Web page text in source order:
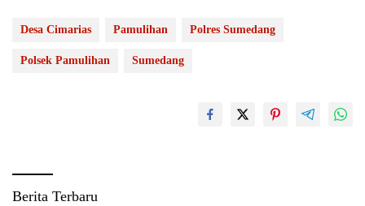
Desa Cimarias Pamulihan Polres Sumedang
Polsek Pamulihan Sumedang
Berita Terbaru